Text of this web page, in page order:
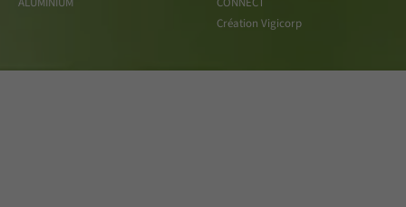
Création Vigicorp